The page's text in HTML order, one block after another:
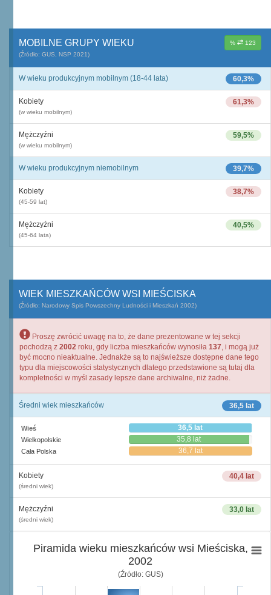
% 123
MOBILNE GRUPY WIEKU
(Źródło: GUS, NSP 2021)
60,3%
W wieku produkcyjnym mobilnym (18-44 lata)
61,3%
Kobiety
(w wieku mobilnym)
59,5%
Mężczyźni
(w wieku mobilnym)
39,7%
W wieku produkcyjnym niemobilnym
38,7%
Kobiety
(45-59 lat)
40,5%
Mężczyźni
(45-64 lata)
WIEK MIESZKAŃCÓW WSI MIEŚCISKA
(Źródło: Narodowy Spis Powszechny Ludności i Mieszkań 2002)
Proszę zwrócić uwagę na to, że dane prezentowane w tej sekcji
pochodzą z 2002 roku, gdy liczba mieszkańców wynosiła 137, i mogą już
być mocno nieaktualne. Jednakże są to najświeższe dostępne dane tego
typu dla miejscowości statystycznych dlatego przedstawione są tutaj dla
kompletności w myśl zasady lepsze dane archiwalne, niż żadne.
36,5 lat
Średni wiek mieszkańców
Wieś 36,5 lat
Wielkopolskie 35,8 lat
Cała Polska 36,7 lat
40,4 lat
Kobiety
(średni wiek)
33,0 lat
Mężczyźni
(średni wiek)
Piramida wieku mieszkańców wsi Mieściska,
2002
(Źródło: GUS)